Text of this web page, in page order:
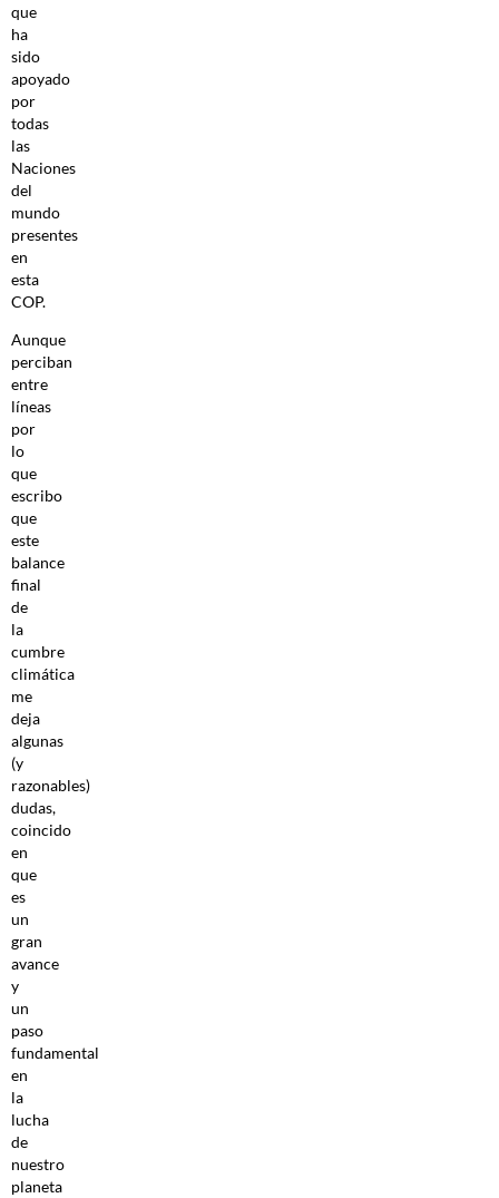
que
ha
sido
apoyado
por
todas
las
Naciones
del
mundo
presentes
en
esta
COP.
Aunque
perciban
entre
líneas
por
lo
que
escribo
que
este
balance
final
de
la
cumbre
climática
me
deja
algunas
(y
razonables)
dudas,
coincido
en
que
es
un
gran
avance
y
un
paso
fundamental
en
la
lucha
de
nuestro
planeta